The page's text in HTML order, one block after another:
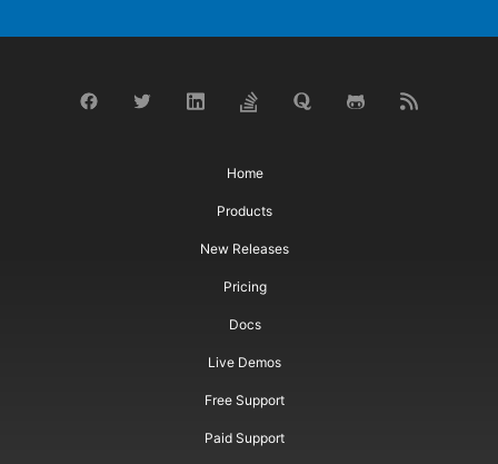
Home
Products
New Releases
Pricing
Docs
Live Demos
Free Support
Paid Support